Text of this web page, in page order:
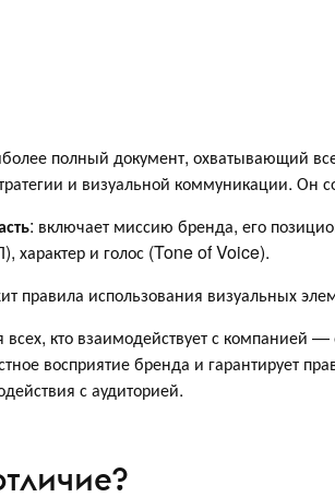
полный документ, охватывающий
и визуальной коммуникации. Он
: включает миссию бренда, его
характер и голос (Tone of Voice).
правила использования визуальных
кто взаимодействует с компанией
восприятие бренда и гарантирует
с аудиторией.